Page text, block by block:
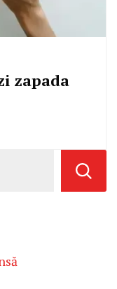
zapada